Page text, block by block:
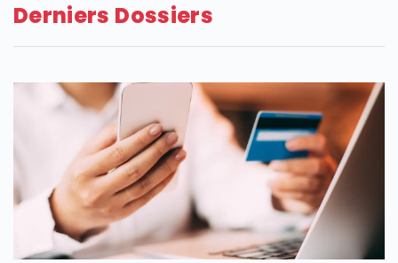
Derniers Dossiers